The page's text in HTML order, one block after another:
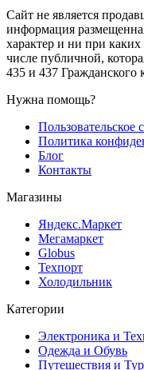
Сайт не является
информация
характер и ни при каких
числе публичной,
435 и 437 Гражданского
Нужна помощь?
Пользовательское
Политика
Блог
Контакты
Магазины
Яндекс.Маркет
Мегамаркет
Globus
Техпорт
Холодильник
Категории
Электроника и
Одежда и Обувь
Путешествия и